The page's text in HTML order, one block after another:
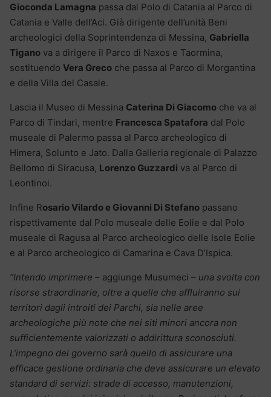
Gioconda Lamagna passa dal Polo di Catania al Parco di
Catania e Valle dell’Aci. Già dirigente dell’unità Beni
archeologici della Soprintendenza di Messina, Gabriella
Tigano va a dirigere il Parco di Naxos e Taormina,
sostituendo Vera Greco che passa al Parco di Morgantina
e della Villa del Casale.
Lascia il Museo di Messina Caterina Di Giacomo che va al
Parco di Tindari, mentre Francesca Spatafora dal Polo
museale di Palermo passa al Parco archeologico di
Himera, Solunto e Jato. Dalla Galleria regionale di Palazzo
Bellomo di Siracusa, Lorenzo Guzzardi va al Parco di
Leontinoi.
Infine Rosario Vilardo e Giovanni Di Stefano passano
rispettivamente dal Polo museale delle Eolie e dal Polo
museale di Ragusa al Parco archeologico delle Isole Eolie
e al Parco archeologico di Camarina e Cava D’Ispica.
“Intendo imprimere – aggiunge Musumeci – una svolta con
risorse straordinarie, oltre a quelle che affluiranno sui
territori dagli introiti dei Parchi, sia nelle aree
archeologiche più note che nei siti minori ancora non
sufficientemente valorizzati o addirittura sconosciuti.
L’impegno del governo sarà quello di assicurare una
efficace gestione ordinaria che deve assicurare un elevato
standard di servizi: strade di accesso, manutenzioni,